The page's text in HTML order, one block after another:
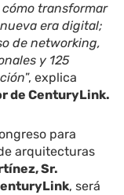
transformar
era digital;
de networking,
y 125
”, explica
deCenturyLink.
para
arquitecturas
Sr.
, será